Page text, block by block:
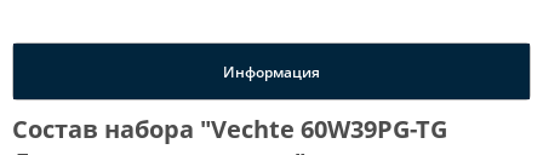
Информация
Состав набора "Vechte 60W39PG-TG